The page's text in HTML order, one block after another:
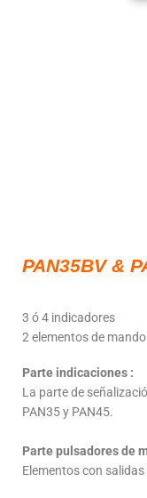
PAN35BV &
3 ó 4 indicadores
2 elementos de
Parte indicaciones :
La parte de
PAN35 y PAN45.
Parte pulsadores de
Elementos con